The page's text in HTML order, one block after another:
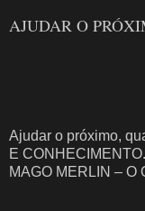
AJUDAR O
Ajudar o próximo,
E
MAGO MERLIN – O